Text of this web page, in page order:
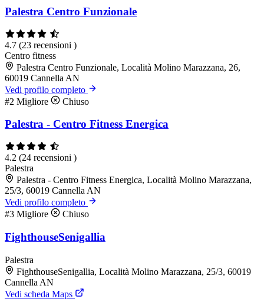
Palestra Centro Funzionale
4.7 (23 recensioni )
Centro fitness
Palestra Centro Funzionale, Località Molino Marazzana, 26,
60019 Cannella AN
Vedi profilo completo
#2 Migliore Chiuso
Palestra - Centro Fitness Energica
4.2 (24 recensioni )
Palestra
Palestra - Centro Fitness Energica, Località Molino Marazzana,
25/3, 60019 Cannella AN
Vedi profilo completo
#3 Migliore Chiuso
FighthouseSenigallia
Palestra
FighthouseSenigallia, Località Molino Marazzana, 25/3, 60019
Cannella AN
Vedi scheda Maps